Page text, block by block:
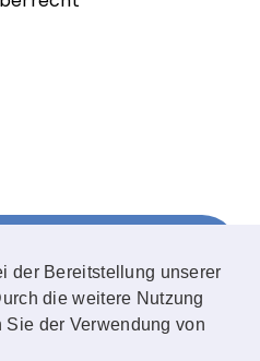
der Bereitstellung unserer
die weitere Nutzung
der Verwendung von